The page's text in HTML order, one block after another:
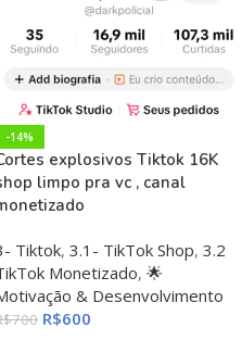
-14%
explosivos Tiktok 16K
limpo pra vc , canal
Tiktok, 3.1- TikTok Shop, 3.2
Monetizado, 🌟
& Desenvolvimento
700 R$600